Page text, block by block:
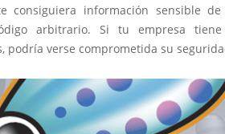
consiguiera información sensible
arbitrario. Si tu empresa
podría verse comprometida su